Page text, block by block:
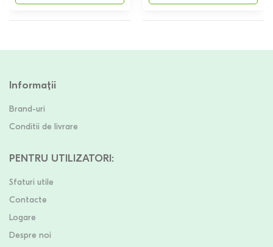
Informații
Brand-uri
Conditii de livrare
PENTRU UTILIZATORI:
Sfaturi utile
Contacte
Logare
Despre noi